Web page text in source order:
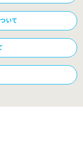
いて